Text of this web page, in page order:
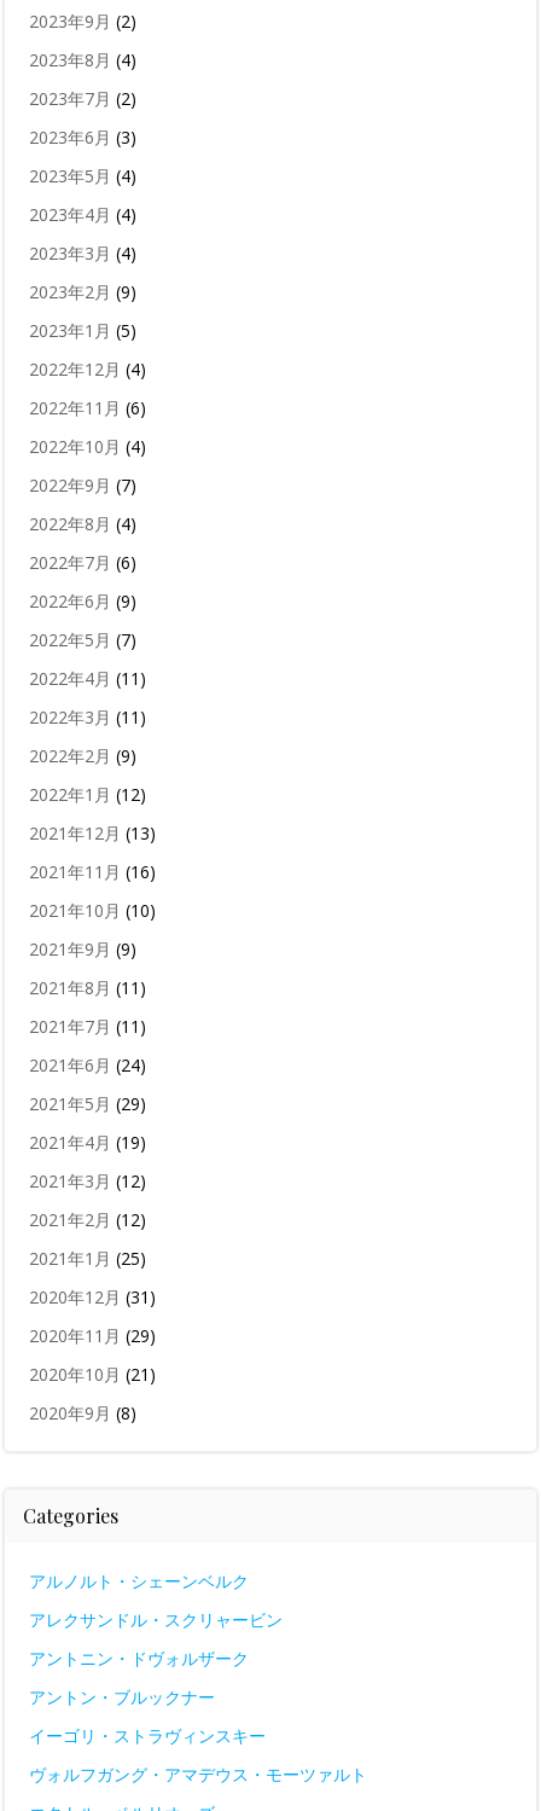
2023年9月 (2)
2023年8月 (4)
2023年7月 (2)
2023年6月 (3)
2023年5月 (4)
2023年4月 (4)
2023年3月 (4)
2023年2月 (9)
2023年1月 (5)
2022年12月 (4)
2022年11月 (6)
2022年10月 (4)
2022年9月 (7)
2022年8月 (4)
2022年7月 (6)
2022年6月 (9)
2022年5月 (7)
2022年4月 (11)
2022年3月 (11)
2022年2月 (9)
2022年1月 (12)
2021年12月 (13)
2021年11月 (16)
2021年10月 (10)
2021年9月 (9)
2021年8月 (11)
2021年7月 (11)
2021年6月 (24)
2021年5月 (29)
2021年4月 (19)
2021年3月 (12)
2021年2月 (12)
2021年1月 (25)
2020年12月 (31)
2020年11月 (29)
2020年10月 (21)
2020年9月 (8)
Categories
アルノルト・シェーンベルク
アレクサンドル・スクリャービン
アントニン・ドヴォルザーク
アントン・ブルックナー
イーゴリ・ストラヴィンスキー
ヴォルフガング・アマデウス・モーツァルト